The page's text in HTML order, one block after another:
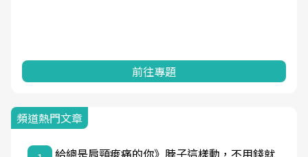
前往專題
頻道熱門文章
給總是肩頸痠痛的你》脖子這樣動，不用錢就